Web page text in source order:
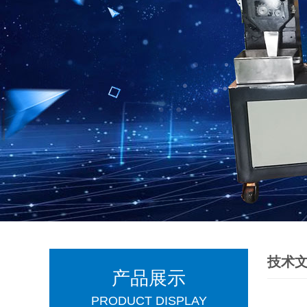
产品展示
PRODUCT DISPLAY
技术